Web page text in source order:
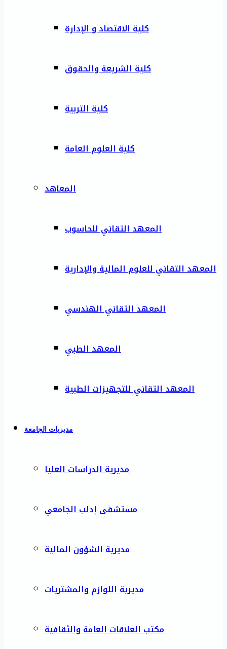
كلية الاقتصاد و الإدارة
كلية الشريعة والحقوق
كلية التربية
كلية العلوم العامة
المعاهد
المعهد التقاني للحاسوب
المعهد التقاني للعلوم المالية والإدارية
المعهد التقاني الهندسي
المعهد الطبي
المعهد التقاني للتجهيزات الطبية
مديريات الجامعة
مديرية الدراسات العليا
مستشفى إدلب الجامعي
مديرية الشؤون المالية
مديرية اللوازم والمشتريات
مكتب العلاقات العامة والثقافية